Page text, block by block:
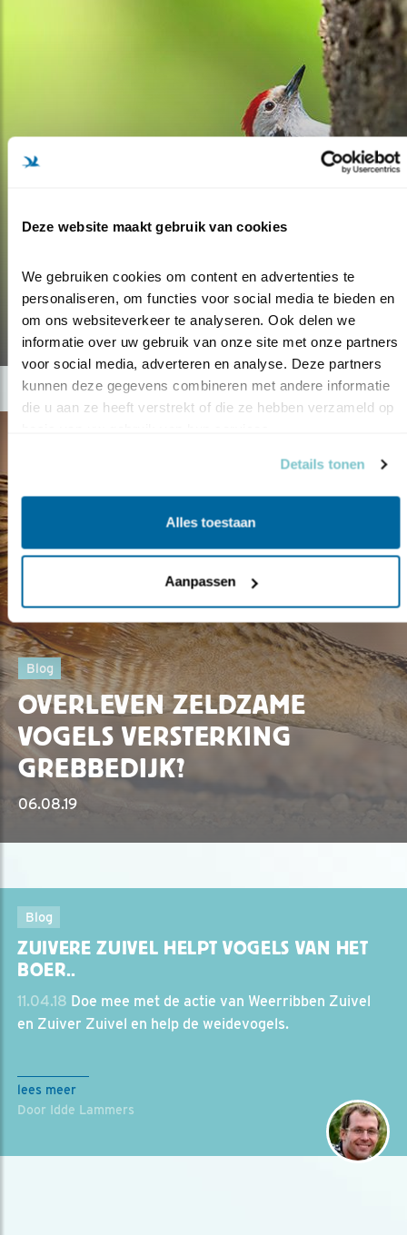
Deze website maakt gebruik van cookies
We gebruiken cookies om content en advertenties te
personaliseren, om functies voor social media te bieden en
om ons websiteverkeer te analyseren. Ook delen we
informatie over uw gebruik van onze site met onze partners
voor social media, adverteren en analyse. Deze partners
kunnen deze gegevens combineren met andere informatie
die u aan ze heeft verstrekt of die ze hebben verzameld op
Details tonen
Alles toestaan
Aanpassen
Blog
GOLFBANEN
30.10.19
Blog
OVERLEVEN ZELDZAME
VOGELS VERSTERKING
GREBBEDIJK?
06.08.19
Blog
ZUIVERE ZUIVEL HELPT VOGELS VAN HET
BOER..
11.04.18 Doe mee met de actie van Weerribben Zuivel
en Zuiver Zuivel en help de weidevogels.
lees meer
Door Idde Lammers